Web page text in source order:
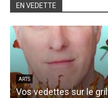
EN VEDETTE
ARTS
Vos vedettes sur le